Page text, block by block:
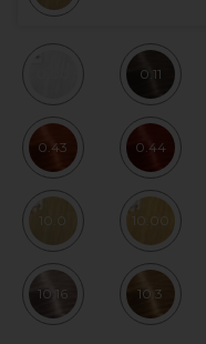
0.11
0.43 0.44
10.0 10.00
10.16 10.3